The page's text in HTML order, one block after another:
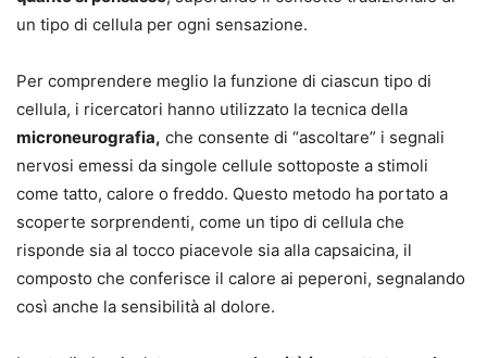
un tipo di cellula per ogni sensazione.
Per comprendere meglio la funzione di ciascun tipo di
cellula, i ricercatori hanno utilizzato la tecnica della
microneurografia, che consente di “ascoltare” i segnali
nervosi emessi da singole cellule sottoposte a stimoli
come tatto, calore o freddo. Questo metodo ha portato a
scoperte sorprendenti, come un tipo di cellula che
risponde sia al tocco piacevole sia alla capsaicina, il
composto che conferisce il calore ai peperoni, segnalando
così anche la sensibilità al dolore.